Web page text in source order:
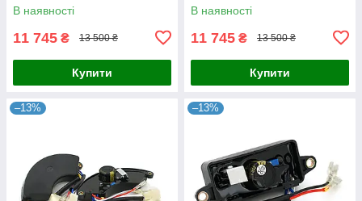
В наявності
11 745 ₴ 13 500 ₴
Купити
В наявності
11 745 ₴ 13 500 ₴
Купити
–13% –13%